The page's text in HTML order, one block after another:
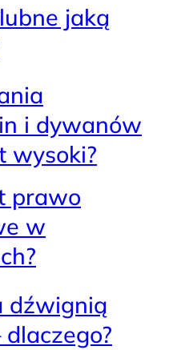
jaką
i dywanów
wysoki?
prawo
w
dźwignią